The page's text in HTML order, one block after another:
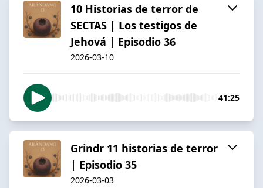
10 Historias de terror de
SECTAS | Los testigos de
Jehová | Episodio 36
2026-03-10
41:25
Grindr 11 historias de terror
| Episodio 35
2026-03-03